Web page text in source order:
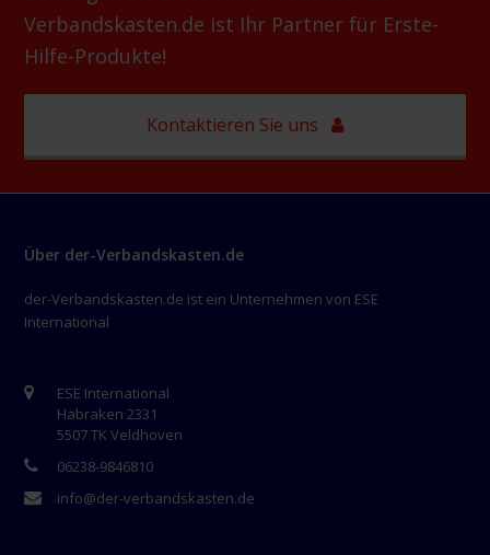
Verbandskasten.de ist Ihr Partner für Erste-
Hilfe-Produkte!
Kontaktieren Sie uns
Über der-Verbandskasten.de
der-Verbandskasten.de ist ein Unternehmen von ESE
International
ESE International
Habraken 2331
5507 TK Veldhoven
06238-9846810
info@der-verbandskasten.de